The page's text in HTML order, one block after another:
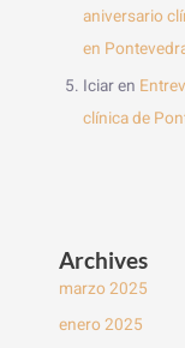
aniversario
en
Iciaren
clínica de
Archives
marzo 2025
enero 2025